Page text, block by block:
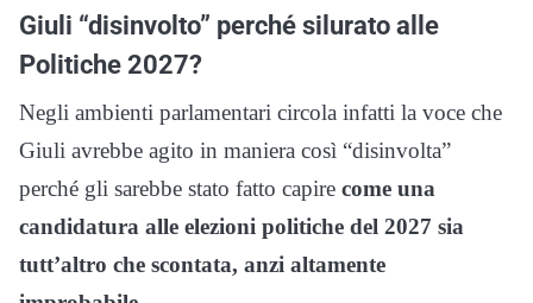
Giuli “disinvolto” perché silurato alle
Politiche 2027?
Negli ambienti parlamentari circola infatti la voce che
Giuli avrebbe agito in maniera così “disinvolta”
perché gli sarebbe stato fatto capire come una
candidatura alle elezioni politiche del 2027 sia
tutt’altro che scontata, anzi altamente